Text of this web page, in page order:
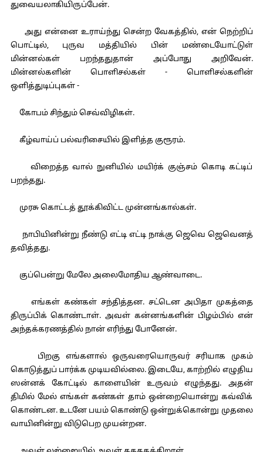
துவையலாகியிருப்பேன்.
அது என்னை உராய்ந்து சென்ற வேகத்தில், என் நெற்றிப்
பொட்டில், புருவ மத்தியில் பின் மண்டையோட்டுள்
மின்னல்கள் பறந்ததுதான் அப்போது அறிவேன்.
மின்னல்களின் பொளிசல்கள் - பொளிசல்களின்
ஒளித்துடிப்புகள் -
கோபம் சிந்தும் செவ்விழிகள்.
கீழ்வாய்ப் பல்வரிசையில் இளித்த குரூரம்.
விறைத்த வால் நுனியில் மயிர்க் குஞ்சம் கொடி கட்டிப்
பறந்தது.
முரசு கொட்டத் தூக்கிவிட்ட முன்னங்கால்கள்.
நாபியினின்று நீண்டு எட்டி எட்டி நாக்கு ஜெவெ ஜெவெனத்
தவித்தது.
குப்பென்று மேலே அலைமோதிய ஆண்வாடை.
எங்கள் கண்கள் சந்தித்தன. சட்டென அபிதா முகத்தை
திருப்பிக் கொண்டாள். அவள் கன்னங்களின் பிழம்பில் என்
அந்தக்கரணத்தில் நான் எரிந்து போனேன்.
பிறகு எங்களால் ஒருவரையொருவர் சரியாக முகம்
கொடுத்துப் பார்க்க முடியவில்லை. இடையே, காற்றில் எழுதிய
ஸன்னக் கோட்டில் காளையின் உருவம் எழுந்தது. அதன்
திமில் மேல் எங்கள் கண்கள் தாம் ஒன்றையொன்று கவ்விக்
கொண்டன. உடனே பயம் கொண்டு ஒன்றுக்கொன்று முதலை
வாயினின்று விடுபெற முயன்றன.